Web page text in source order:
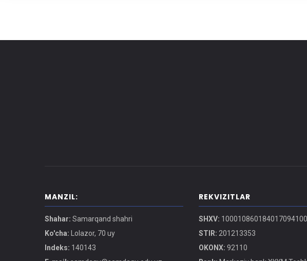
MANZIL:
Shahar: Samarqand shahri
Ko'cha: Lolazor, 70 uy
Indeks: 140143
REKVIZITLAR
SHXV:
STIR: 201213353
OKONX: 92110